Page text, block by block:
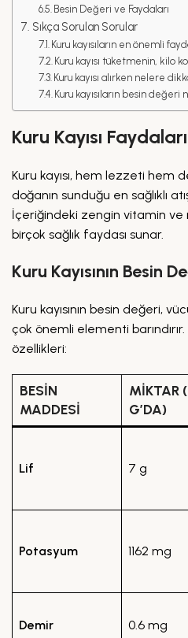
Besin Değeri ve Faydaları
Sıkça Sorulan Sorular
Kuru kayısıların en önemli
Kuru kayısı tüketmenin, kilo
Kuru kayısı alırken nelere
Kuru kayısıların besin değeri
Kuru Kayısı Faydaları
Kuru kayısı, hem lezzeti hem
doğanın sunduğu en sağlıklı
İçeriğindeki zengin vitamin ve
birçok sağlık faydası sunar.
Kuru Kayısının Besin
Kuru kayısının besin değeri,
çok önemli elementi
özellikleri:
BESIN
MADDESI
MIKTAR
G’DA)
Lif 7 g
Potasyum 1162 mg
Demir 0.6 mg